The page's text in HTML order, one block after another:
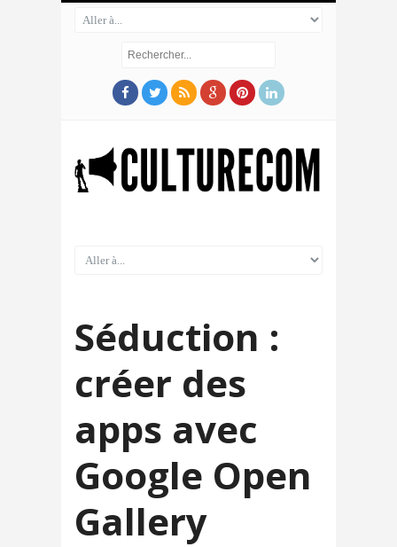
Séduction :
créer des
apps avec
Google Open
Gallery